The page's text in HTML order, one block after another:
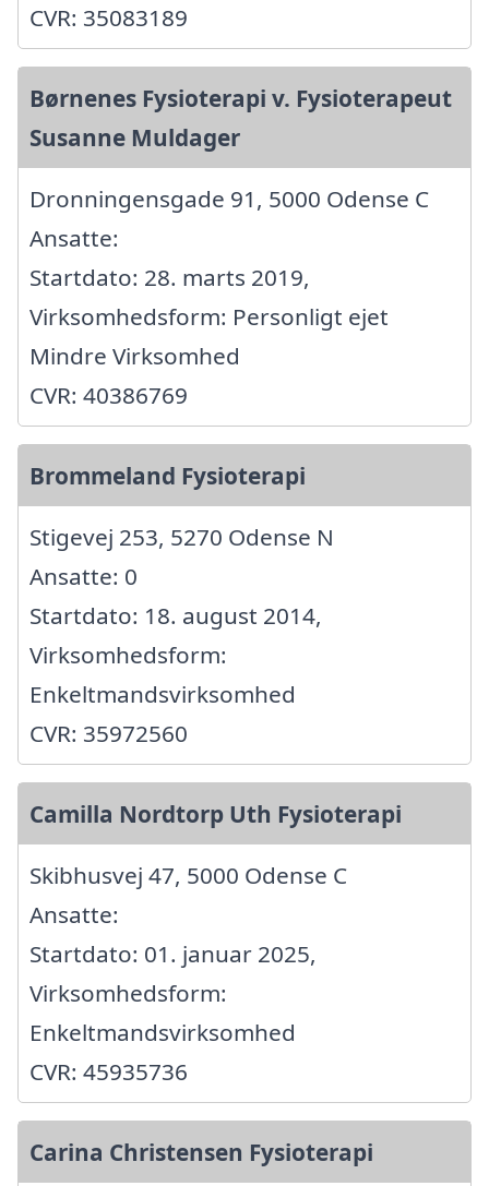
CVR: 35083189
Børnenes Fysioterapi v. Fysioterapeut
Susanne Muldager
Dronningensgade 91, 5000 Odense C
Ansatte:
Startdato: 28. marts 2019,
Virksomhedsform: Personligt ejet
Mindre Virksomhed
CVR: 40386769
Brommeland Fysioterapi
Stigevej 253, 5270 Odense N
Ansatte: 0
Startdato: 18. august 2014,
Virksomhedsform:
Enkeltmandsvirksomhed
CVR: 35972560
Camilla Nordtorp Uth Fysioterapi
Skibhusvej 47, 5000 Odense C
Ansatte:
Startdato: 01. januar 2025,
Virksomhedsform:
Enkeltmandsvirksomhed
CVR: 45935736
Carina Christensen Fysioterapi